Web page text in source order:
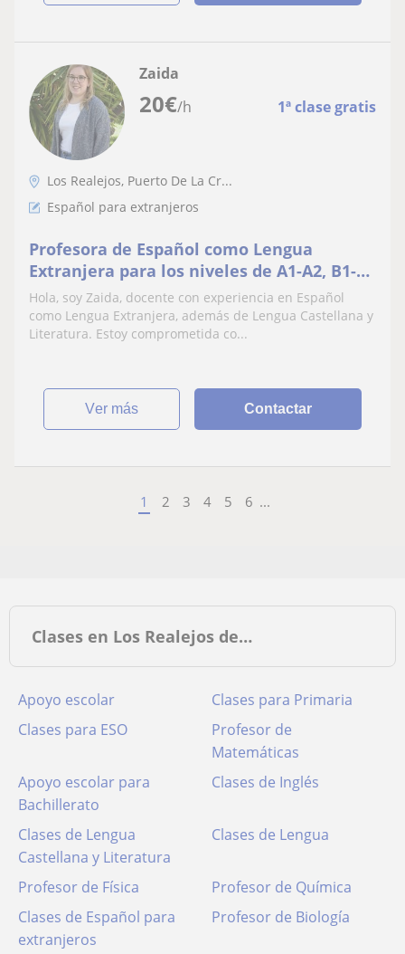
20€/h 1ª clase gratis
Zaida
Los Realejos, Puerto De La Cr...
Español para extranjeros
Profesora de Español como Lengua
Extranjera para los niveles de A1-A2, B1-B2
y C1-C2.
Hola, soy Zaida, docente con experiencia en Español
como Lengua Extranjera, además de Lengua Castellana y
Literatura. Estoy comprometida co...
ver más Contactar
1 2 3 4 5 6 ...
Clases en Los Realejos de…
Apoyo escolar
Clases para Primaria
Clases para ESO
Profesor de
Matemáticas
Apoyo escolar para
Bachillerato
Clases de Inglés
Clases de Lengua
Castellana y Literatura
Clases de Lengua
Profesor de Física
Profesor de Química
Clases de Español para
extranjeros
Profesor de Biología